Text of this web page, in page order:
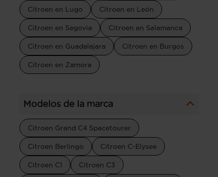
Citroen en Lugo Citroen en León
Citroen en Segovia Citroen en Salamanca
Citroen en Guadalajara Citroen en Burgos
Citroen en Zamora
Modelos de la marca
Citroen Grand C4 Spacetourer
Citroen Berlingo Citroen C-Elysee
Citroen C1 Citroen C3